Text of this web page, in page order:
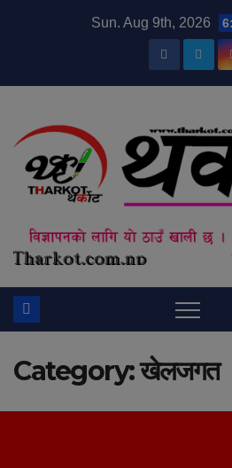
Sun. Aug 9th, 2026
Category:खेलजगत